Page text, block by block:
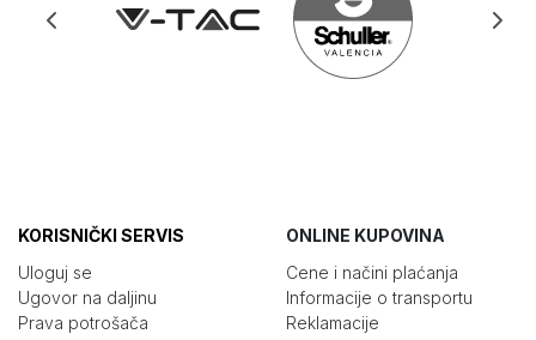
KORISNIČKI SERVIS
Uloguj se
Ugovor na daljinu
Prava potrošača
ONLINE KUPOVINA
Cene i načini plaćanja
Informacije o transportu
Reklamacije